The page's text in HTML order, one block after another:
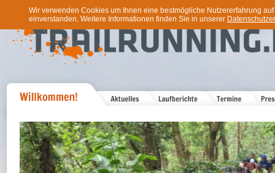
Wir verwenden Cookies um Ihnen eine bestmögliche Nutzererfahrung
einverstanden. Weitere Informationen finden Sie in unserer